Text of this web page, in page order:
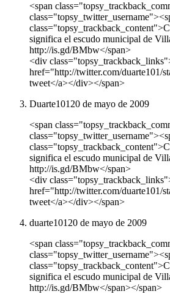
<span
significa el escudo municipal de
http://is.gd/BMbw</span>
<div
href="http://twitter.com/duarte101/
tweet</a></div></span>
Duarte101 20 de mayo de 2009
<span
significa el escudo municipal de
http://is.gd/BMbw</span>
<div
href="http://twitter.com/duarte101/
tweet</a></div></span>
duarte101 20 de mayo de 2009
<span
significa el escudo municipal de
http://is.gd/BMbw</span></span>